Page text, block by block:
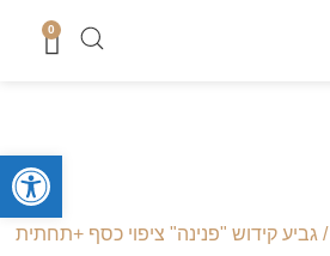
0
/ גביע קידוש "פנינה" ציפוי כסף +תחתית
פתח